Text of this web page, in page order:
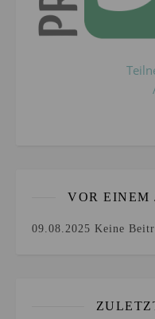
VOR EINEM
09.08.2025 Keine